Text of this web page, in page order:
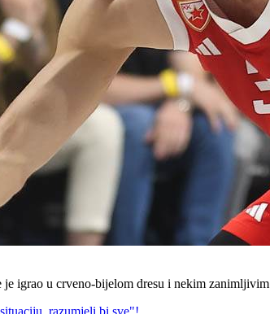
igrao u crveno-bijelom dresu i nekim
razumjeli bi sve"!